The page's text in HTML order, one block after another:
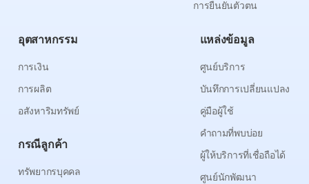
การยืนยันตัวตน
อุตสาหกรรม
การเงิน
การผลิต
อสังหาริมทรัพย์
กรณีลูกค้า
ทรัพยากรบุคคล
แหล่งข้อมูล
ศูนย์บริการ
บันทึกการเปลี่ยนแปลง
คู่มือผู้ใช้
คำถามที่พบบ่อย
ผู้ให้บริการที่เชื่อถือได้
ศูนย์นักพัฒนา